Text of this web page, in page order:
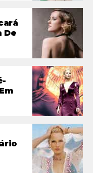
De